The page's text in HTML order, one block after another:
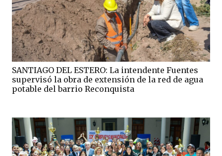
SANTIAGO DEL ESTERO: La intendente Fuentes
supervisó la obra de extensión de la red de agua
potable del barrio Reconquista